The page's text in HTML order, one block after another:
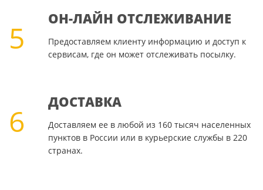
5
ОН-ЛАЙН ОТСЛЕЖИВАНИЕ
Предоставляем клиенту информацию и доступ к
сервисам, где он может отслеживать посылку.
6
ДОСТАВКА
Доставляем ее в любой из 160 тысяч населенных
пунктов в России или в курьерские службы в 220
странах.